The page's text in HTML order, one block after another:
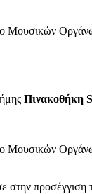
Πινακοθήκη